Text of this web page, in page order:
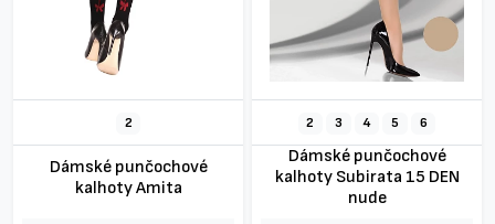
2
Dámské punčochové
kalhoty Amita
2 3 4 5 6
Dámské punčochové
kalhoty Subirata 15 DEN
nude